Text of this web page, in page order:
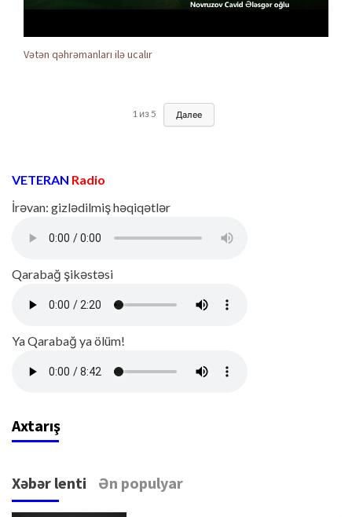
Vətən qəhrəmanları ilə ucalır
1 из 5 Далее
VETERAN Radio
İrəvan: gizlədilmiş həqiqətlər
Qarabağ şikəstəsi
Ya Qarabağ ya ölüm!
Axtarış
Xəbər lenti Ən populyar